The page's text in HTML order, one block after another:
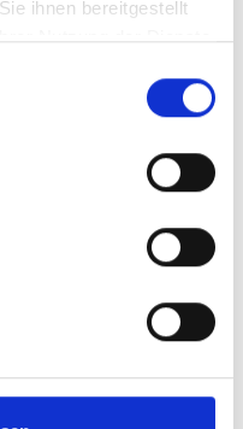
ihnen bereitgestellt
Nutzung der Dienste
das
Players‘
LESEN